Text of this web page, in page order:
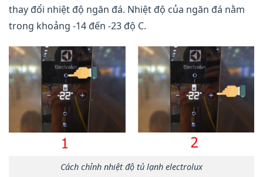
thay đổi nhiệt độ ngăn đá. Nhiệt độ của ngăn đá nằm
trong khoảng -14 đến -23 độ C.
Cách chỉnh nhiệt độ tủ lạnh electrolux